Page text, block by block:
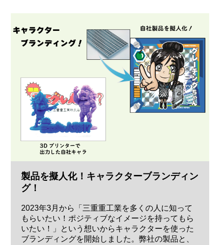
製品を擬人化！キャラクターブランディン
グ！
2023年3月から「三重重工業を多くの人に知って
もらいたい！ポジティブなイメージを持ってもら
いたい！」という想いからキャラクターを使った
ブランディングを開始しました。弊社の製品と、